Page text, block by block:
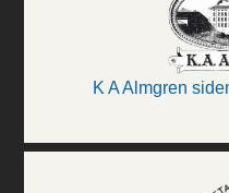
K A Almgren